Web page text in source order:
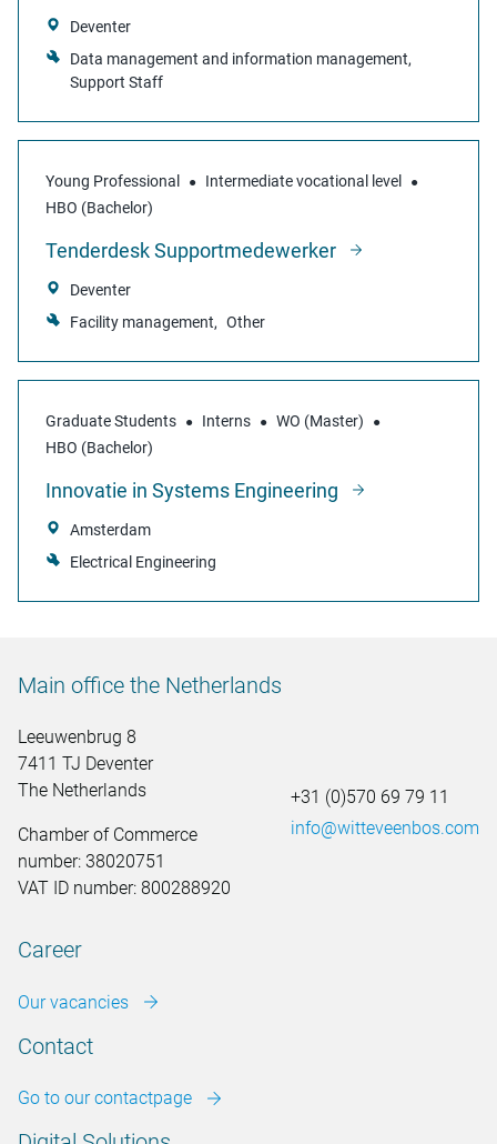
Deventer
Data management and information management
Support Staff
Young Professional
Intermediate vocational level
HBO (Bachelor)
Tenderdesk Supportmedewerker
Deventer
Facility management
Other
Graduate Students Interns
WO (Master)
HBO (Bachelor)
Innovatie in Systems Engineering
Amsterdam
Electrical Engineering
Main office the Netherlands
Leeuwenbrug 8
7411 TJ Deventer
The Netherlands
Chamber of Commerce
number: 38020751
VAT ID number: 800288920
+31 (0)570 69 79 11
info@witteveenbos.com
Career
Our vacancies
Contact
Go to our contactpage